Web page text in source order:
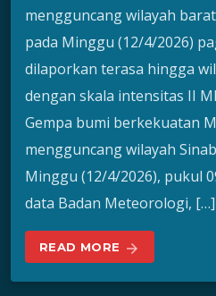
mengguncang wilayah
pada Minggu (12/4/2026)
dilaporkan terasa hingga
dengan skala intensitas II
Gempa bumi berkekuatan
mengguncang wilayah
Minggu (12/4/2026), pukul
data Badan Meteorologi, […]
READ MORE arrow_forward